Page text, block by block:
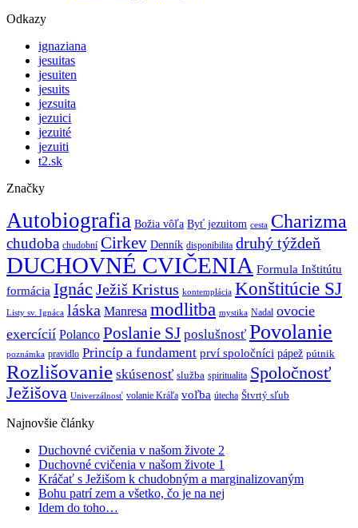
Odkazy
ignaziana
jesuitas
jesuiten
jesuits
jezsuita
jezuici
jezuité
jezuiti
t2.sk
Značky
Autobiografia Božia vôľa Byť jezuitom cesta Charizma
chudoba chudobní Cirkev Denník disponibilita druhý týždeň
DUCHOVNÉ CVIČENIA Formula Inštitútu
formácia Ignác Ježiš Kristus kontemplácia Konštitúcie SJ
Listy sv. Ignáca láska Manresa modlitba mystika Nadal ovocie
exercícií Polanco Poslanie SJ poslušnosť Povolanie
poznámka pravidlo Princíp a fundament prví spoločníci pápež pútnik
Rozlišovanie skúsenosť služba spiritualita Spoločnosť
Ježišova Univerzálnosť volanie Kráľa voľba útecha Štvrtý sľub
Najnovšie články
Duchovné cvičenia v našom živote 2
Duchovné cvičenia v našom živote 1
Kráčať s Ježišom k chudobným a marginalizovaným
Bohu patrí zem a všetko, čo je na nej
Idem do toho…